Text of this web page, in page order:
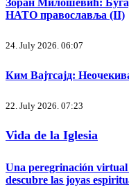
Зоран Милошевић:
НАТО православља (II)
24. July 2026. 06:07
Ким Вајтсајд:
22. July 2026. 07:23
Vida de la Iglesia
Una peregrinación virtual
descubre las joyas